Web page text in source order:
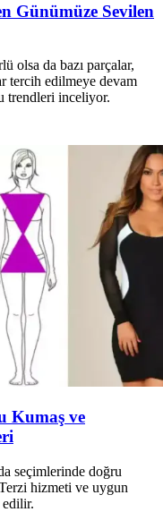
Günümüze Sevilen
olsa da bazı parçalar,
tercih edilmeye devam
trendleri inceliyor.
Kumaş ve
seçimlerinde doğru
hizmeti ve uygun
edilir.